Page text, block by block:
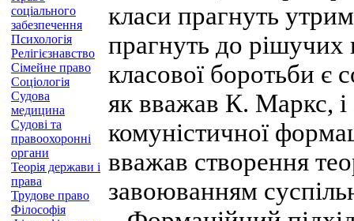
соціального
забезпечення
Психологія
Релігієзнавство
Сімейне право
Соціологія
Судова
медицина
Судові та
правоохоронні
органи
Теорія держави і
права
Трудове право
Філософія
класи прагнуть
прагнуть до
класової боротьби є
як вважав К. Маркс, і
комуністичної
вважав створення
завоюванням